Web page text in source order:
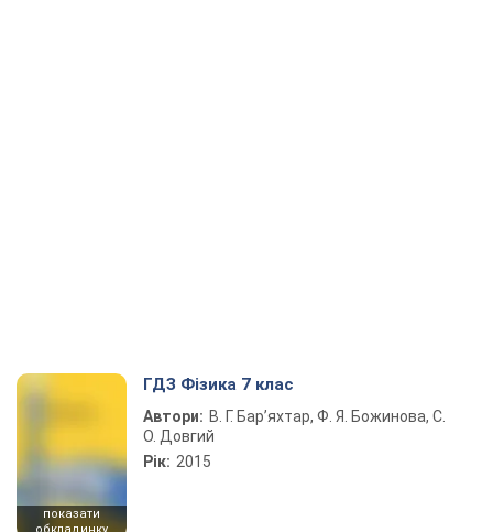
показати
ГДЗ Фізика 7 клас
Автори: В. Г. Бар’яхтар, Ф. Я. Божинова, С.
О. Довгий
Рік: 2015